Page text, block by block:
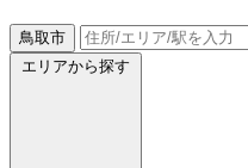
鳥取市
エリアから探す